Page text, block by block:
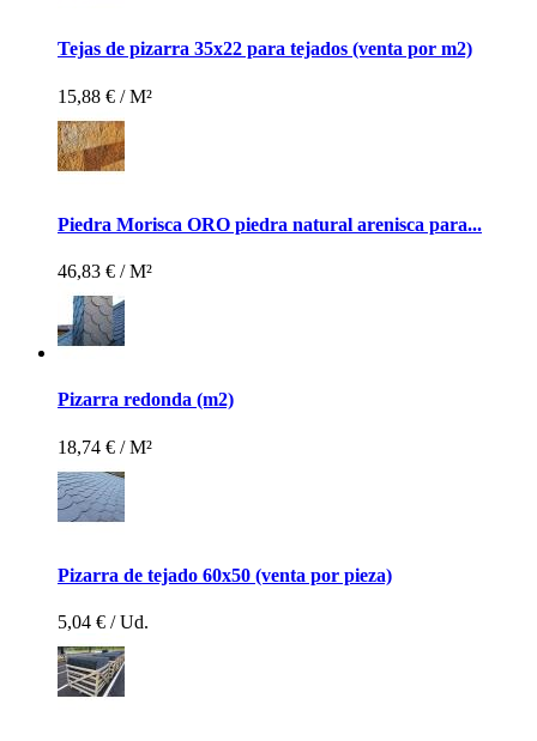
Tejas de pizarra 35x22 para tejados (venta por m2)
15,88 € / M²
Piedra Morisca ORO piedra natural arenisca para...
46,83 € / M²
Pizarra redonda (m2)
18,74 € / M²
Pizarra de tejado 60x50 (venta por pieza)
5,04 € / Ud.